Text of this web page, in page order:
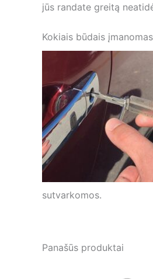
jūs randate greitą
Kokiais būdais
sutvarkomos.
Panašūs produktai